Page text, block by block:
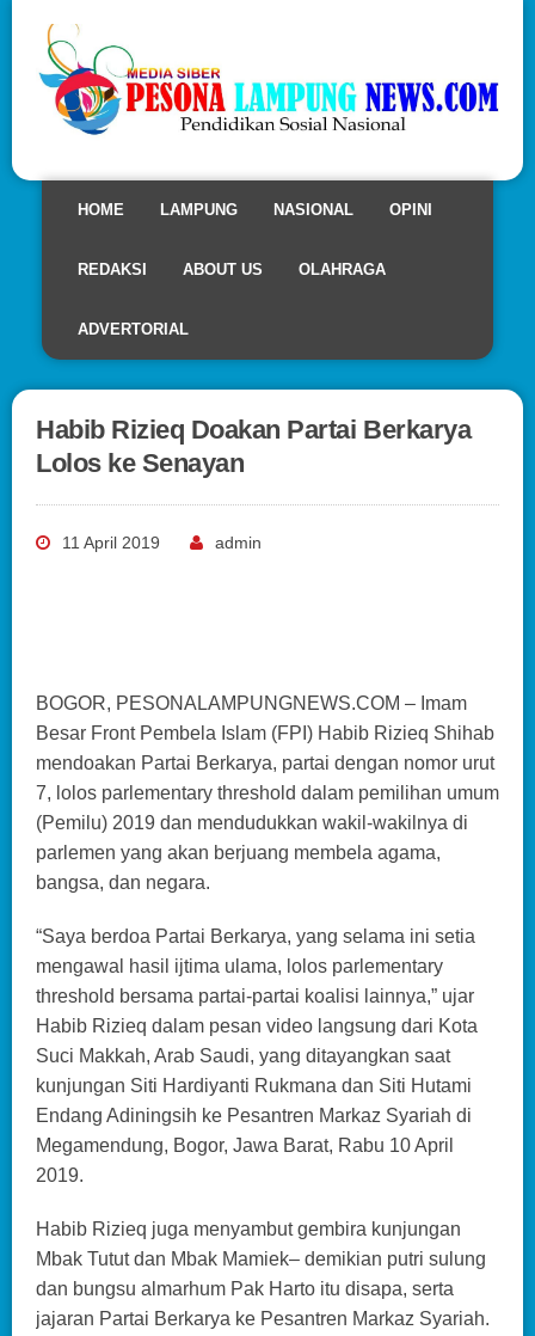
HOME LAMPUNG NASIONAL OPINI
REDAKSI ABOUT US OLAHRAGA
ADVERTORIAL
Habib Rizieq Doakan Partai Berkarya
Lolos ke Senayan
11 April 2019 admin
BOGOR, PESONALAMPUNGNEWS.COM – Imam
Besar Front Pembela Islam (FPI) Habib Rizieq Shihab
mendoakan Partai Berkarya, partai dengan nomor urut
7, lolos parlementary threshold dalam pemilihan umum
(Pemilu) 2019 dan mendudukkan wakil-wakilnya di
parlemen yang akan berjuang membela agama,
bangsa, dan negara.
“Saya berdoa Partai Berkarya, yang selama ini setia
mengawal hasil ijtima ulama, lolos parlementary
threshold bersama partai-partai koalisi lainnya,” ujar
Habib Rizieq dalam pesan video langsung dari Kota
Suci Makkah, Arab Saudi, yang ditayangkan saat
kunjungan Siti Hardiyanti Rukmana dan Siti Hutami
Endang Adiningsih ke Pesantren Markaz Syariah di
Megamendung, Bogor, Jawa Barat, Rabu 10 April
2019.
Habib Rizieq juga menyambut gembira kunjungan
Mbak Tutut dan Mbak Mamiek– demikian putri sulung
dan bungsu almarhum Pak Harto itu disapa, serta
jajaran Partai Berkarya ke Pesantren Markaz Syariah.